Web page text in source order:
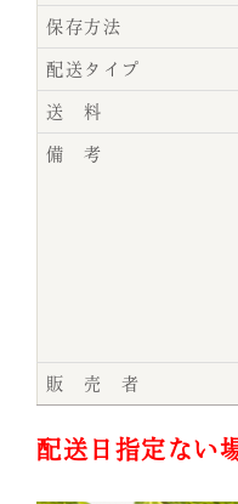
保存方法
配送タイプ
送 料
備 考
販 売 者
配送日指定ない